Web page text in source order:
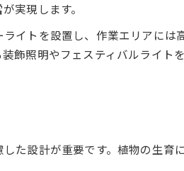
三鷹市で注目される照明デザ
新技術を活かす農場照明デザ
持続可能な照明デザインの取
魅力を最大化する照明デザイ
実現します。
イトを設置し、作業エリアに
飾照明やフェスティバルライ
た設計が重要です。植物の生